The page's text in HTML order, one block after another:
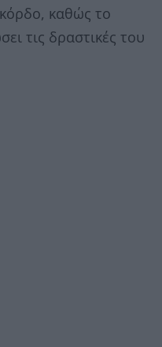
καθώς το
τις δραστικές του